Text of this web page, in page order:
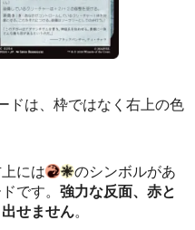
ドは、枠ではなく右上の色
には
のシンボルがあ
です。強力な反面、赤と
せません。